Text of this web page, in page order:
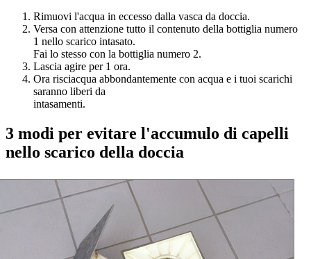
Rimuovi l'acqua in eccesso dalla vasca da doccia.
Versa con attenzione tutto il contenuto della bottiglia numero
1 nello scarico intasato.
Fai lo stesso con la bottiglia numero 2.
Lascia agire per 1 ora.
Ora risciacqua abbondantemente con acqua e i tuoi scarichi
saranno liberi da
intasamenti.
3 modi per evitare l'accumulo di capelli
nello scarico della doccia